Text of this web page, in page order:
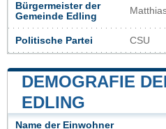
Bürgermeister der
Gemeinde Edling
Politische Partei CSU
DEMOGRAFIE
EDLING
Name der Einwohner